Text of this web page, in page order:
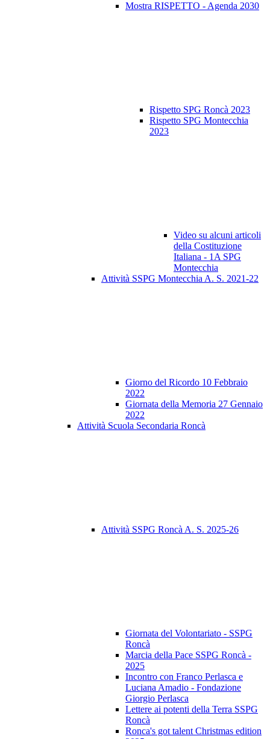
Mostra RISPETTO - Agenda 2030
Rispetto SPG Roncà 2023
Rispetto SPG Montecchia
2023
Video su alcuni articoli
della Costituzione
Italiana - 1A SPG
Montecchia
Attività SSPG Montecchia A. S. 2021-22
Giorno del Ricordo 10 Febbraio
2022
Giornata della Memoria 27 Gennaio
2022
Attività Scuola Secondaria Roncà
Attività SSPG Roncà A. S. 2025-26
Giornata del Volontariato - SSPG
Roncà
Marcia della Pace SSPG Roncà -
2025
Incontro con Franco Perlasca e
Luciana Amadio - Fondazione
Giorgio Perlasca
Lettere ai potenti della Terra SSPG
Roncà
Ronca's got talent Christmas edition